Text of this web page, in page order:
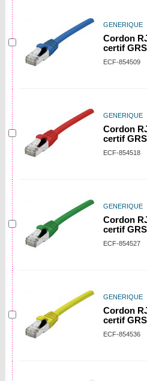
GENERIQUE
Cordon
certif
ECF-854509
GENERIQUE
Cordon
certif
ECF-854518
GENERIQUE
Cordon
certif
ECF-854527
GENERIQUE
Cordon
certif
ECF-854536